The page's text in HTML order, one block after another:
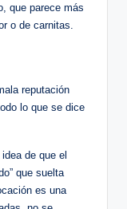
que parece ⁣más
​o de carnitas.
‌reputación
lo ⁢que se dice
idea de que el
que ⁢suelta
es una